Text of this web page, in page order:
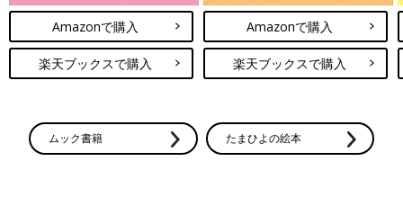
Amazonで購入
楽天ブックスで購入
Amazonで購入
楽天ブックスで購入
ムック書籍 たまひよの絵本